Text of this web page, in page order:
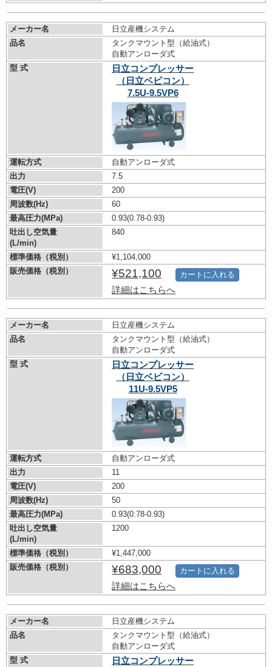
メーカー名
日立産機システム
品名
タンクマウント型（給油式）
自動アンローダ式
型 式
日立コンプレッサー
（日立ベビコン）
7.5U-9.5VP6
運転方式
自動アンローダ式
出力
7.5
電圧(V)
200
周波数(Hz)
60
最高圧力(MPa)
0.93(0.78-0.93)
吐出し空気量
(L/min)
840
標準価格（税別）
¥1,104,000
販売価格（税別）
¥521,100
詳細はこちらへ
カートに入れる
メーカー名
日立産機システム
品名
タンクマウント型（給油式）
自動アンローダ式
型 式
日立コンプレッサー
（日立ベビコン）
11U-9.5VP5
運転方式
自動アンローダ式
出力
11
電圧(V)
200
周波数(Hz)
50
最高圧力(MPa)
0.93(0.78-0.93)
吐出し空気量
(L/min)
1200
標準価格（税別）
¥1,447,000
販売価格（税別）
¥683,000
詳細はこちらへ
カートに入れる
メーカー名
日立産機システム
品名
タンクマウント型（給油式）
自動アンローダ式
型 式
日立コンプレッサー